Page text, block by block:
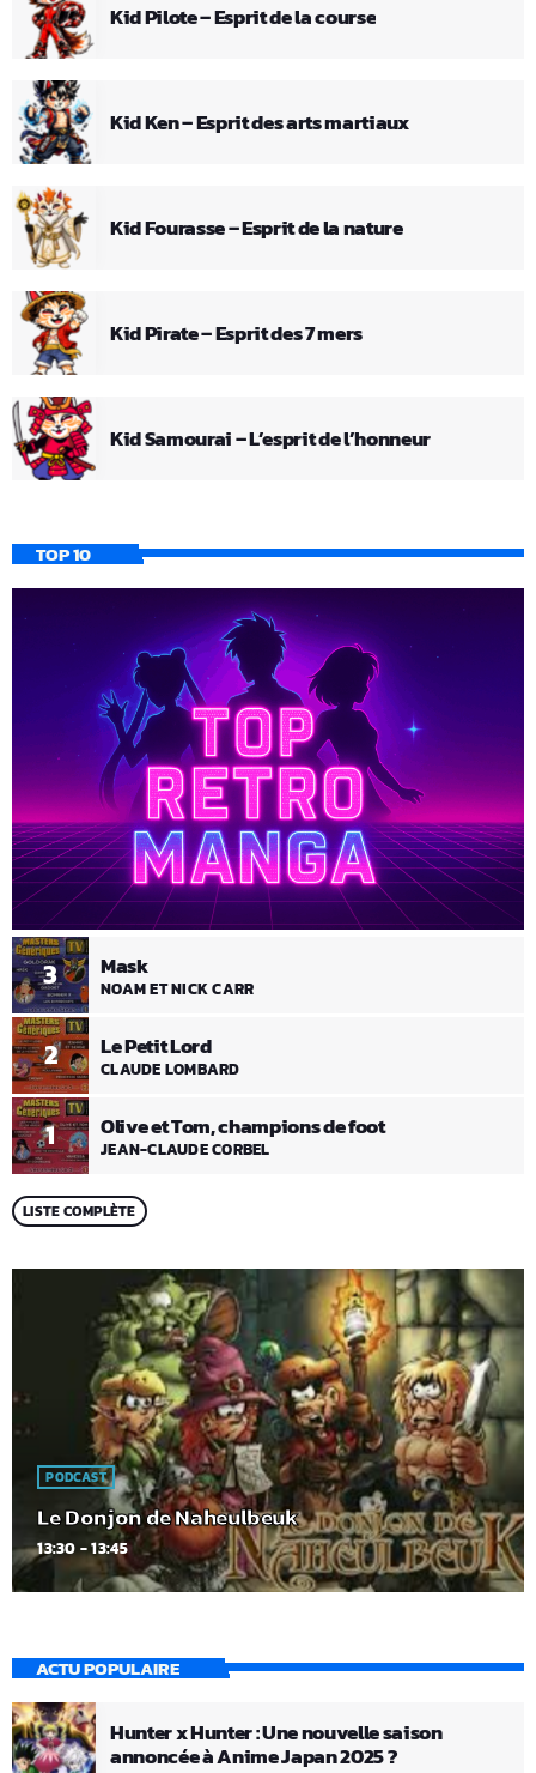
Kid Pilote – Esprit de la course
Kid Ken – Esprit des arts martiaux
Kid Fourasse – Esprit de la nature
Kid Pirate – Esprit des 7 mers
Kid Samourai – L’esprit de l’honneur
TOP 10
1 Olive et Tom, champions de foot
JEAN-CLAUDE CORBEL
2 Le Petit Lord
CLAUDE LOMBARD
3 Mask
NOAM ET NICK CARR
LISTE COMPLÈTE
PODCAST
Le Donjon de Naheulbeuk
13:30 - 13:45
ACTU POPULAIRE
Hunter x Hunter : Une nouvelle saison
annoncée à Anime Japan 2025 ?